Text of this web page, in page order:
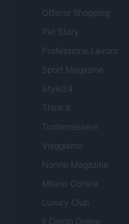
Offerte Shopping
Pet Story
Professione Lavoro
Sport Magazine
Style24
Think.it
Tuobenessere
Viaggiamo
Nonne Magazine
Milano Cortina
Luxury Club
Il Calcio Online